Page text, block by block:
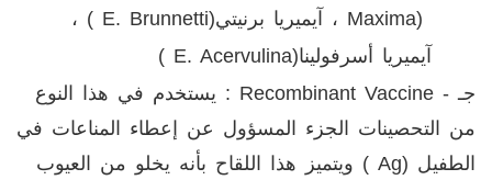
Maxima) ، آيميريا برنيتي( E. Brunnetti) ،
آيميريا أسرفولينا( E. Acervulina)
جـ - Recombinant Vaccine : يستخدم في هذا النوع
من التحصينات الجزء المسؤول عن إعطاء المناعات في
الطفيل (Ag ) ويتميز هذا اللقاح بأنه يخلو من العيوب